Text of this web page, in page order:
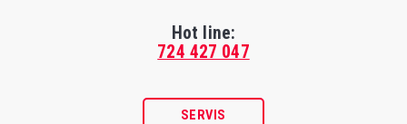
Hot line:
724 427 047
SERVIS